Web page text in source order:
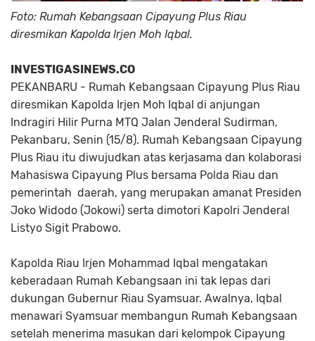
Foto: Rumah Kebangsaan Cipayung Plus Riau
diresmikan Kapolda Irjen Moh Iqbal.
INVESTIGASINEWS.CO
PEKANBARU - Rumah Kebangsaan Cipayung Plus Riau
diresmikan Kapolda Irjen Moh Iqbal di anjungan
Indragiri Hilir Purna MTQ Jalan Jenderal Sudirman,
Pekanbaru, Senin (15/8). Rumah Kebangsaan Cipayung
Plus Riau itu diwujudkan atas kerjasama dan kolaborasi
Mahasiswa Cipayung Plus bersama Polda Riau dan
pemerintah daerah, yang merupakan amanat Presiden
Joko Widodo (Jokowi) serta dimotori Kapolri Jenderal
Listyo Sigit Prabowo.
Kapolda Riau Irjen Mohammad Iqbal mengatakan
keberadaan Rumah Kebangsaan ini tak lepas dari
dukungan Gubernur Riau Syamsuar. Awalnya, Iqbal
menawari Syamsuar membangun Rumah Kebangsaan
setelah menerima masukan dari kelompok Cipayung